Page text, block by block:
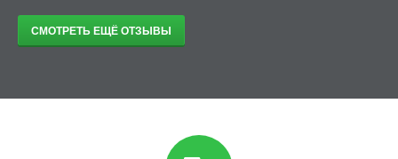
СМОТРЕТЬ ЕЩЁ ОТЗЫВЫ